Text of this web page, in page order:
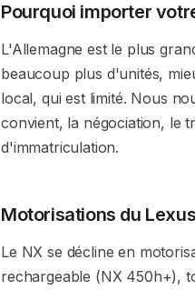
Pourquoi importer
L'Allemagne est le plus
beaucoup plus d'unités,
local, qui est limité. Nous
convient, la négociation, le
d'immatriculation.
Motorisations du
Le NX se décline en
rechargeable (NX 450h+),